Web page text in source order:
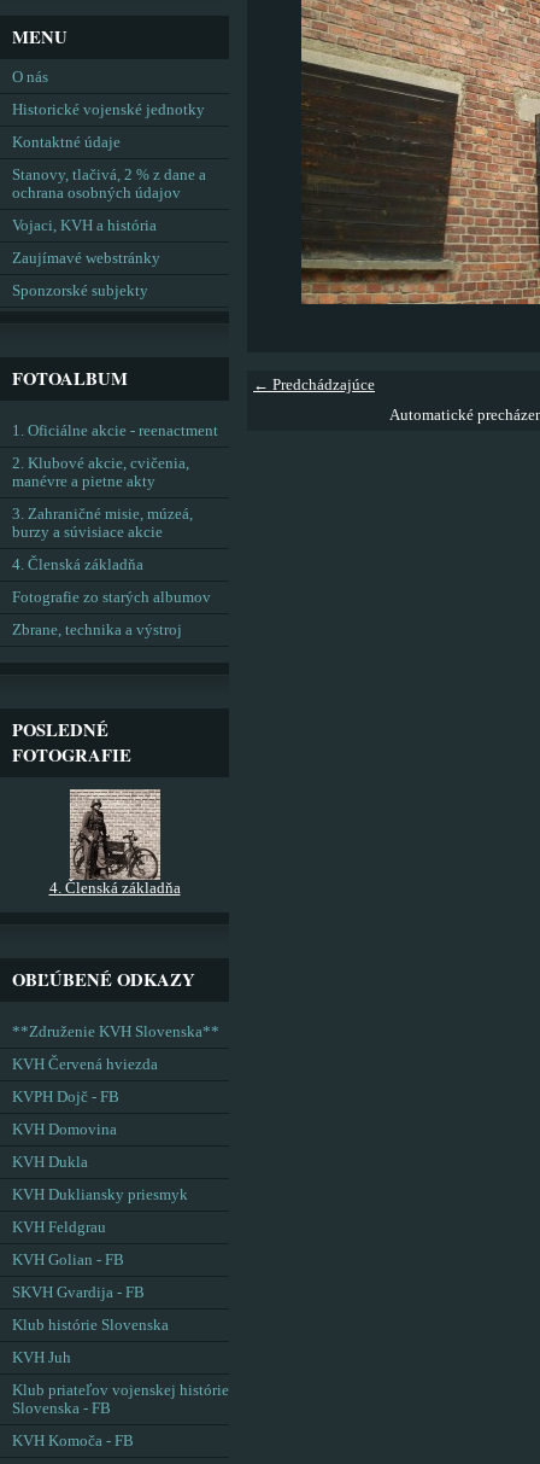
← Predchádzajúce
Automatické
MENU
O nás
Historické vojenské jednotky
Kontaktné údaje
Stanovy, tlačivá, 2 % z dane a
ochrana osobných údajov
Vojaci, KVH a história
Zaujímavé webstránky
Sponzorské subjekty
FOTOALBUM
1. Oficiálne akcie - reenactment
2. Klubové akcie, cvičenia,
manévre a pietne akty
3. Zahraničné misie, múzeá,
burzy a súvisiace akcie
4. Členská základňa
Fotografie zo starých albumov
Zbrane, technika a výstroj
POSLEDNÉ
FOTOGRAFIE
4. Členská základňa
OBĽÚBENÉ ODKAZY
**Združenie KVH Slovenska**
KVH Červená hviezda
KVPH Dojč - FB
KVH Domovina
KVH Dukla
KVH Dukliansky priesmyk
KVH Feldgrau
KVH Golian - FB
SKVH Gvardija - FB
Klub histórie Slovenska
KVH Juh
Klub priateľov vojenskej histórie
Slovenska - FB
KVH Komoča - FB